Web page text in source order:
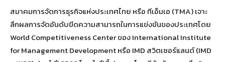
สมาคมการจัดการธุรกิจแห่งประเทศไทย หรือ ทีเอ็มเอ (TMA) เจาะ
ลึกผลการจัดอันดับขีดความสามารถในการแข่งขันของประเทศโดย
World Competitiveness Center ของ International Institute
for Management Development หรือ IMD สวิตเซอร์แลนด์ (IMD